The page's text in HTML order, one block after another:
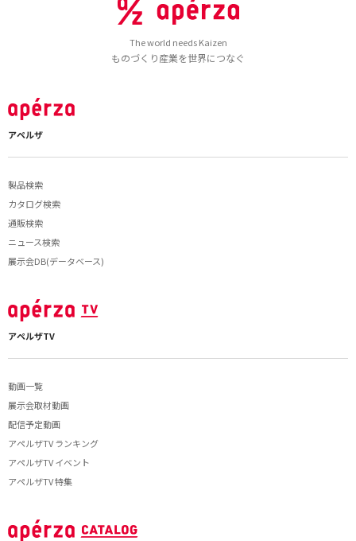
The world needs Kaizen
ものづくり産業を世界につなぐ
アペルザ
製品検索
カタログ検索
通販検索
ニュース検索
展示会DB(データベース)
アペルザTV
動画一覧
展示会取材動画
配信予定動画
アペルザTV ランキング
アペルザTV イベント
アペルザTV 特集